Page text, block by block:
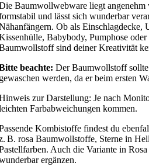
Baumwollwebware liegt angenehm
und lässt sich wunderbar
Ob als Einschlagdecke,
Babybody, Pumphose
sind deiner Kreativität
beachte: Der Baumwollstoff
werden, da er beim ersten
zur Darstellung: Je nach
Farbabweichungen kommen.
Kombistoffe findest du
B. rosa Baumwollstoffe, Sterne in
Auch die Variante in
ergänzen.